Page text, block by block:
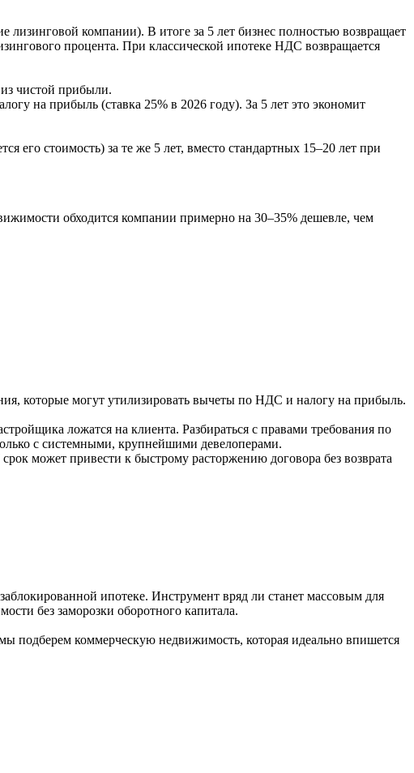
компании). В итоге за 5 лет бизнес полностью возвращает
процента. При классической ипотеке НДС возвращается
чистой прибыли.
на прибыль (ставка 25% в 2026 году). За 5 лет это экономит
его стоимость) за те же 5 лет, вместо стандартных 15–20 лет при
обходится компании примерно на 30–35% дешевле, чем
которые могут утилизировать вычеты по НДС и налогу на прибыль.
ложатся на клиента. Разбираться с правами требования по
с системными, крупнейшими девелоперами.
может привести к быстрому расторжению договора без возврата
ипотеке. Инструмент вряд ли станет массовым для
без заморозки оборотного капитала.
подберем коммерческую недвижимость, которая идеально впишется